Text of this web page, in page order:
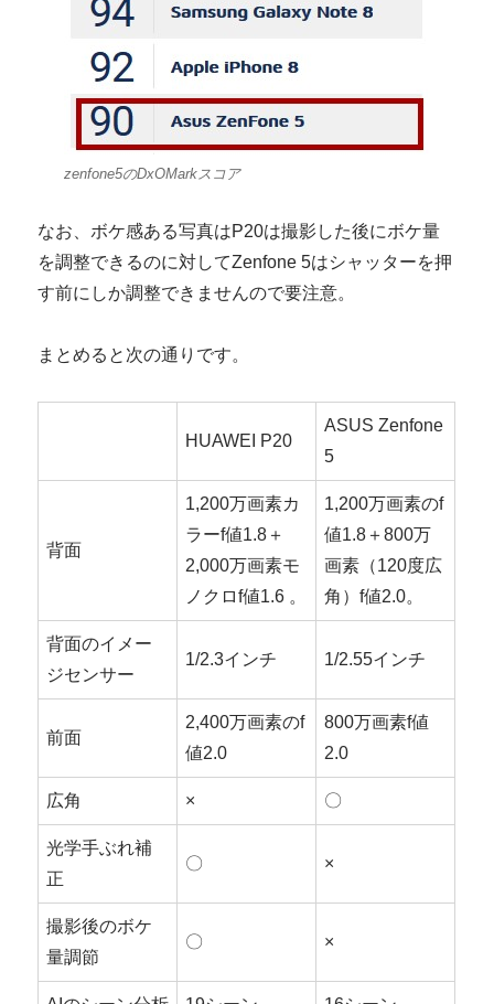
zenfone5のDxOMarkスコア
なお、ボケ感ある写真はP20は撮影した後にボケ量
を調整できるのに対してZenfone 5はシャッターを押
す前にしか調整できませんので要注意。
まとめると次の通りです。
HUAWEI P20
ASUS Zenfone
5
背面
1,200万画素カ
ラーf値1.8＋
2,000万画素モ
ノクロf値1.6 。
1,200万画素のf
値1.8＋800万
画素（120度広
角）f値2.0。
背面のイメー
ジセンサー
1/2.3インチ 1/2.55インチ
前面
2,400万画素のf
値2.0
800万画素f値
2.0
広角 × 〇
光学手ぶれ補
正
〇 ×
撮影後のボケ
量調節
〇 ×